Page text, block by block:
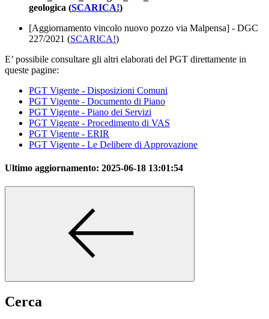
geologica (SCARICA!)
[Aggiornamento vincolo nuovo pozzo via Malpensa] - DGC
227/2021 (SCARICA!)
E’ possibile consultare gli altri elaborati del PGT direttamente in
queste pagine:
PGT Vigente - Disposizioni Comuni
PGT Vigente - Documento di Piano
PGT Vigente - Piano dei Servizi
PGT Vigente - Procedimento di VAS
PGT Vigente - ERIR
PGT Vigente - Le Delibere di Approvazione
Ultimo aggiornamento: 2025-06-18 13:01:54
Cerca